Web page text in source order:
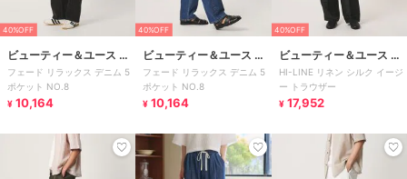
40%OFF
ビューティー＆ユース ユ
ナイテッドアローズ
フェード リラックス デニム 5
ポケット NO.8
¥ 10,164
40%OFF
ビューティー＆ユース ユ
ナイテッドアローズ
フェード リラックス デニム 5
ポケット NO.8
¥ 10,164
40%OFF
ビューティー＆ユース ユ
ナイテッドアローズ
HI-LINE リネン シルク イージ
ー トラウザー
¥ 17,952